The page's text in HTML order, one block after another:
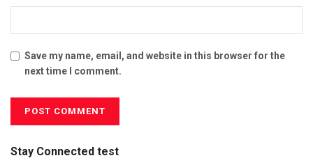
Save my name, email, and website in this browser for the
next time I comment.
Stay Connected test